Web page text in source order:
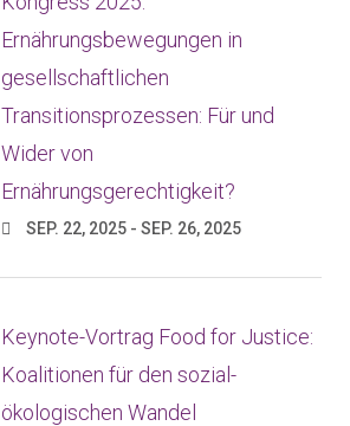
Ernährungsbewegungen in
gesellschaftlichen
Transitionsprozessen: Für und
Wider von
Ernährungsgerechtigkeit?
SEP. 22, 2025 - SEP. 26, 2025
Keynote-Vortrag Food for Justice:
Koalitionen für den sozial-
ökologischen Wandel